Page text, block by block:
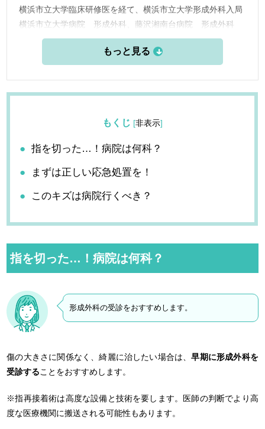
横浜市立大学臨床研修医を経て、横浜市立大学形成外科入局
横浜市立大学病院 形成外科、藤沢湘南台病院 形成外科
横浜市立大学附属市民総合医療センター 形成外科
横浜栄共済病院 形成外科
2021年 ルサンククリニック銀座院 院長
を経て2024年JUN CLINIC横浜 就任
もくじ [非表示]
指を切った…！病院は何科？
まずは正しい応急処置を！
このキズは病院行くべき？
指を切った…！病院は何科？
形成外科の受診をおすすめします。
傷の大きさに関係なく、綺麗に治したい場合は、早期に形成外科を
受診することをおすすめします。
※指再接着術は高度な設備と技術を要します。医師の判断でより高
度な医療機関に搬送される可能性もあります。